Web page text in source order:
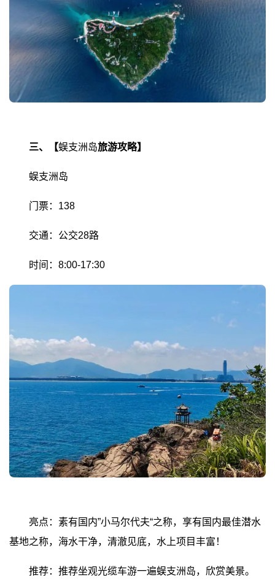
三、【蜈支洲岛旅游攻略】
蜈支洲岛
门票：138
交通：公交28路
时间：8:00-17:30
亮点：素有国内”小马尔代夫“之称，享有国内最佳潜水
基地之称，海水干净，清澈见底，水上项目丰富！
推荐：推荐坐观光缆车游一遍蜈支洲岛，欣赏美景。